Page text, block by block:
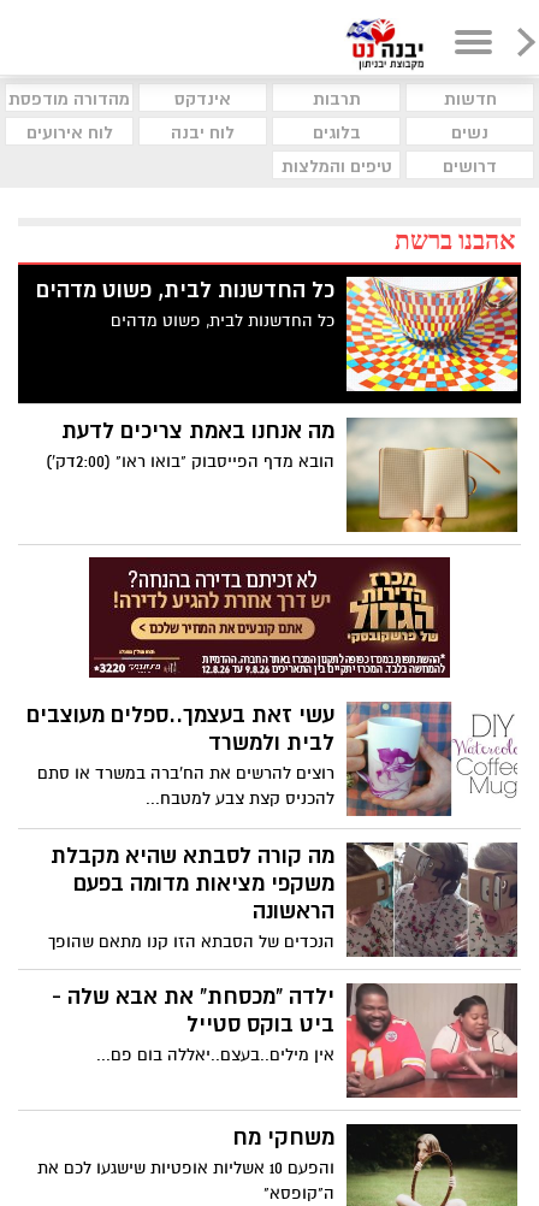
חדשות תרבות אינדקס
מהדורה מודפסת
נשים
בלוגים לוח יבנה
לוח אירועים
דרושים
טיפים והמלצות
אהבנו ברשת
כל החדשנות לבית, פשוט מדהים
כל החדשנות לבית, פשוט מדהים
מה אנחנו באמת צריכים לדעת
הובא מדף הפייסבוק "בואו ראו" (2:00דק')
עשי זאת בעצמך..ספלים מעוצבים
לבית ולמשרד
רוצים להרשים את הח'ברה במשרד או סתם
להכניס קצת צבע למטבח...
מה קורה לסבתא שהיא מקבלת
משקפי מציאות מדומה בפעם
הראשונה
הנכדים של הסבתא הזו קנו מתאם שהופך
טלפון רגיל למעין משקפי תלת מימד של
מציאות מדומה - בעצם היא רואה דרך
הטלפון עולם מדומה שנראה ממש אמיתי וזו
ילדה "מכסחת" את אבא שלה -
ביט בוקס סטייל
אין מילים..בעצם..יאללה בום פם...
משחקי מח
והפעם 10 אשליות אופטיות שישגעו לכם את
ה"קופסא"